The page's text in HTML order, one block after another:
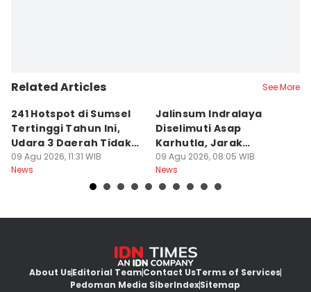
Related Articles See More
241 Hotspot di Sumsel
Tertinggi Tahun Ini,
Udara 3 Daerah Tidak
Sehat
09 Agu 2026, 11:31 WIB
News
Jalinsum Indralaya
Diselimuti Asap
Karhutla, Jarak
Pandang 30 Meter
09 Agu 2026, 08:05 WIB
News
About UsEditorial TeamContact UsTerms of Services
Pedoman Media SiberIndexSitemap